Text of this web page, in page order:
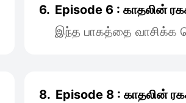
6. Episode 6 : காதலின்
இந்த பாகத்தை வாசிக்க
8. Episode 8 : காதலின்